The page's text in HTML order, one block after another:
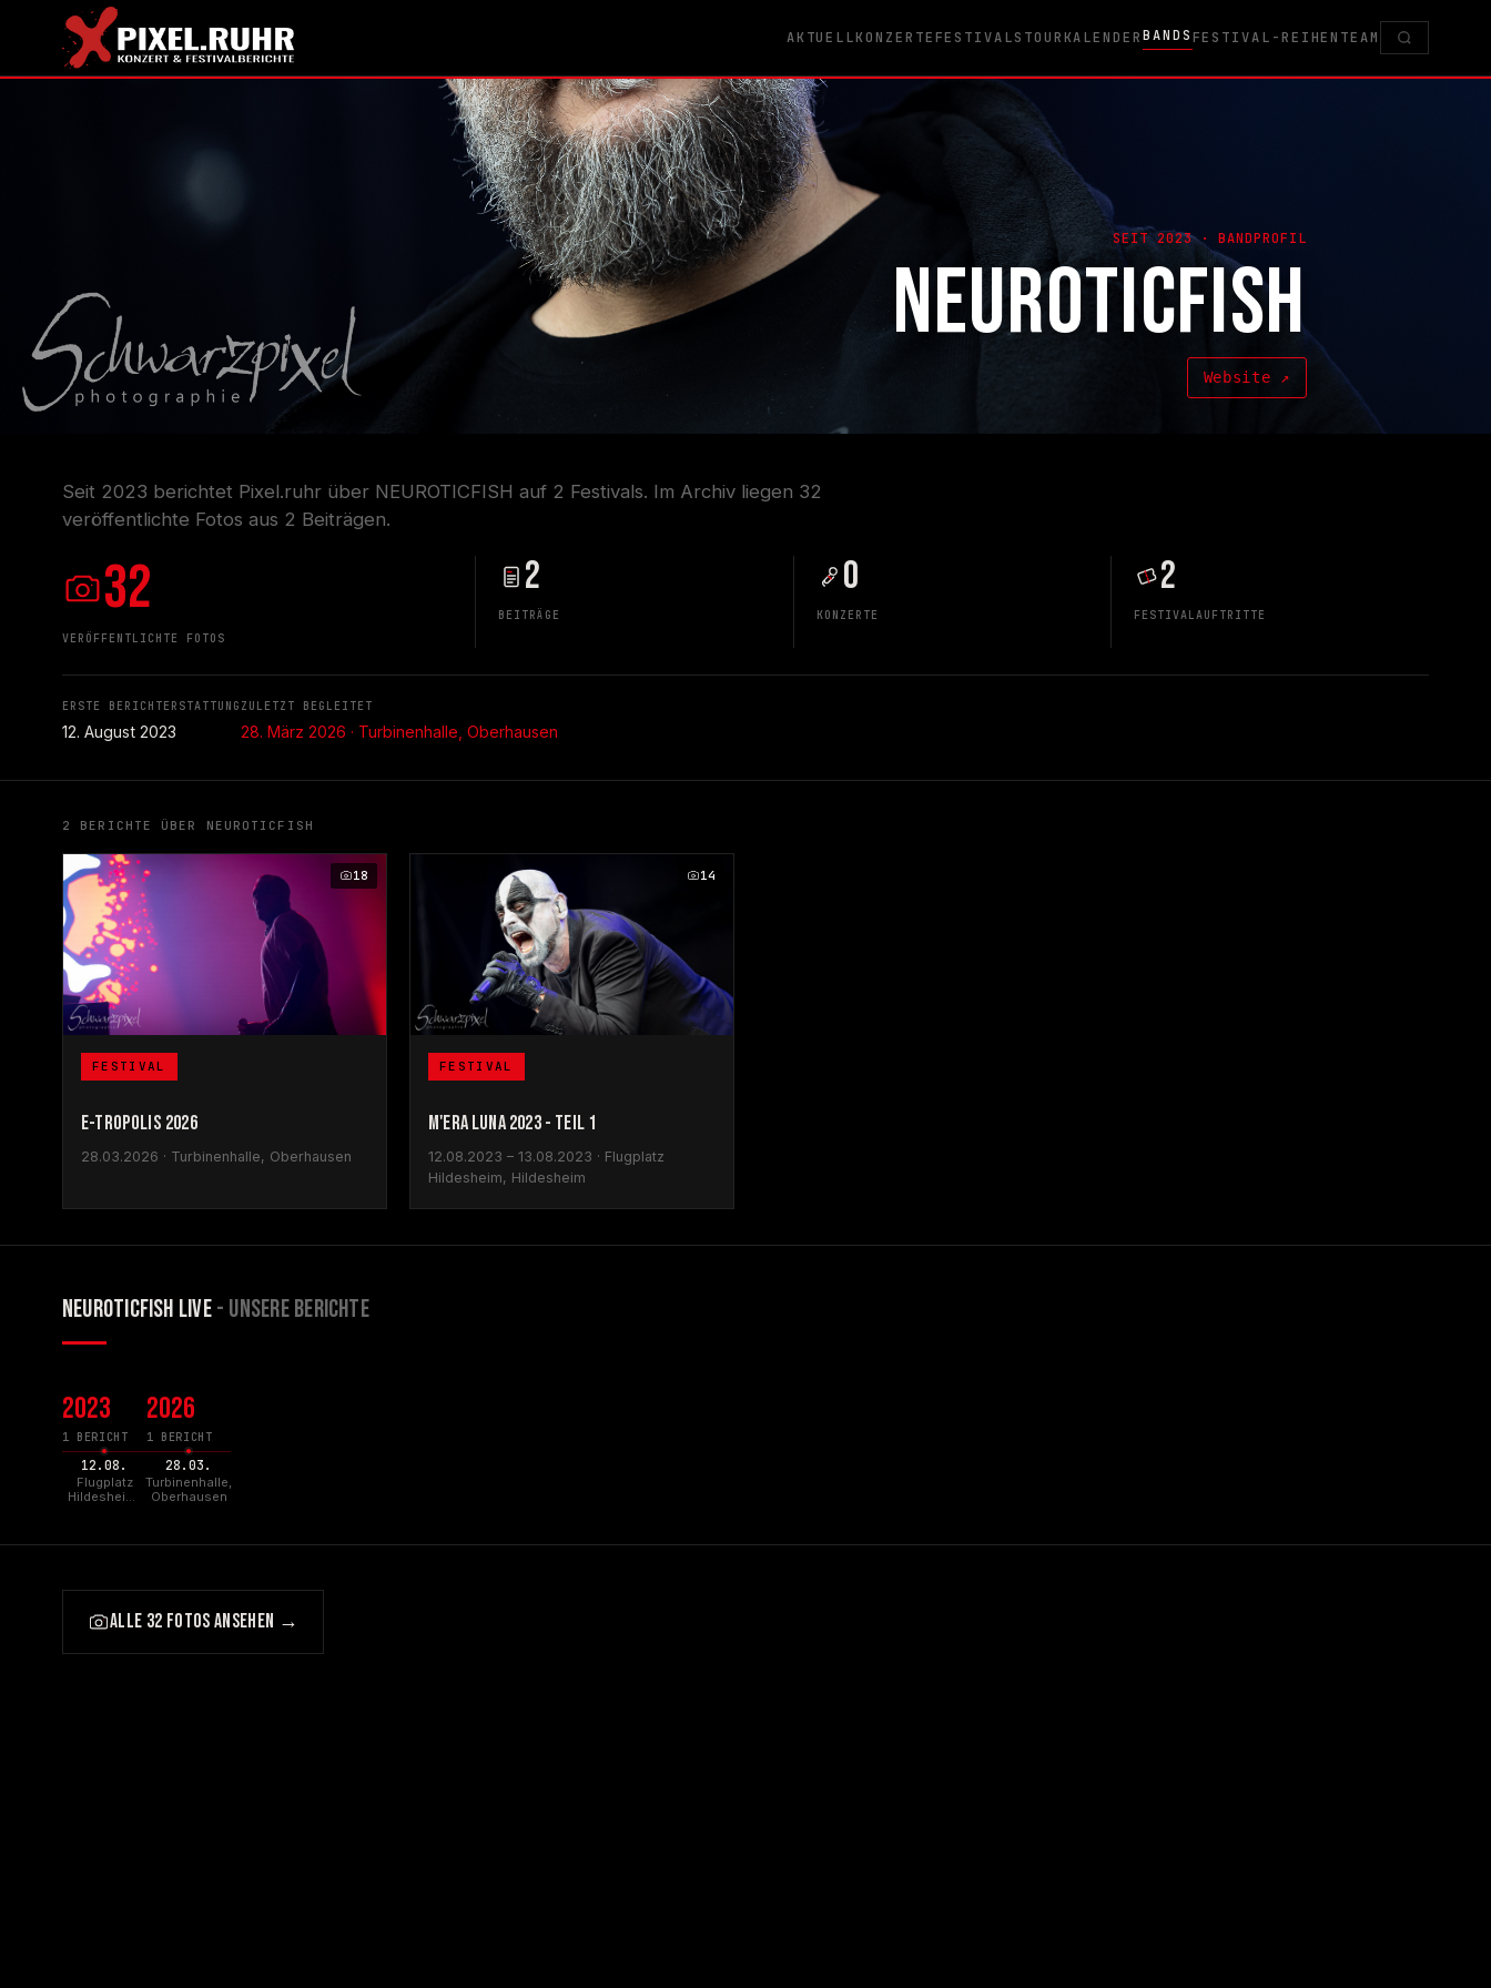
AKTUELLKONZERTEFESTIVALS TOURKALENDERBANDSFESTIVAL-REIHEN TEAM
SEIT 2023 · BANDPROFIL
NEUROTICFISH
Website ↗
Seit 2023 berichtet Pixel.ruhr über NEUROTICFISH auf 2 Festivals. Im Archiv liegen 32
veröffentlichte Fotos aus 2 Beiträgen.
32
VERÖFFENTLICHTE FOTOS
2
BEITRÄGE
0
KONZERTE
2
FESTIVALAUFTRITTE
ERSTE BERICHTERSTATTUNG
12. August 2023
ZULETZT BEGLEITET
28. März 2026 · Turbinenhalle, Oberhausen
2 BERICHTE ÜBER NEUROTICFISH
18
FESTIVAL
E-TROPOLIS 2026
28.03.2026 · Turbinenhalle, Oberhausen
14
FESTIVAL
M'ERA LUNA 2023 - TEIL 1
12.08.2023 – 13.08.2023 · Flugplatz
Hildesheim, Hildesheim
NEUROTICFISH LIVE- UNSERE BERICHTE
2023
1 BERICHT
12.08.
Flugplatz
Hildesheim,
2026
1 BERICHT
28.03.
Turbinenhalle,
Oberhausen
ALLE 32 FOTOS ANSEHEN →